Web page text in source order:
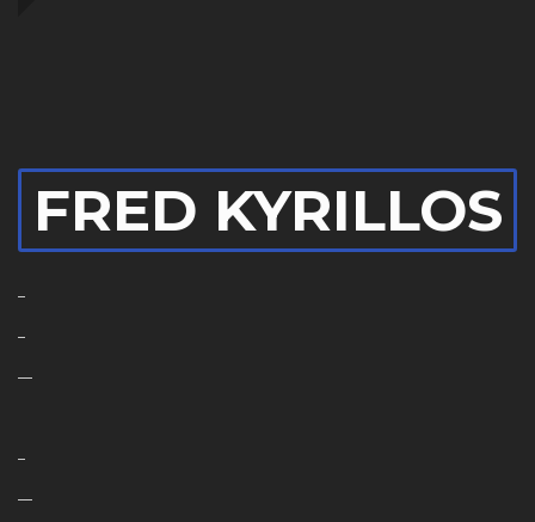
FRED KYRILLOS
–
–
—
–
—